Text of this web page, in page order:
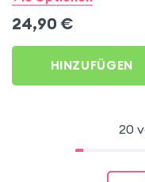
Blue Star
24,90 €
HINZUFÜGEN
20